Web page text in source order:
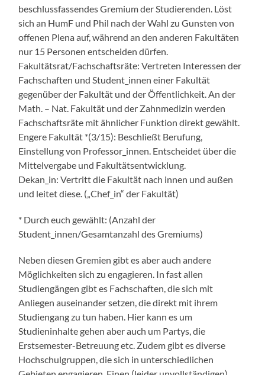
beschlussfassendes Gremium der Studierenden. Löst
sich an HumF und Phil nach der Wahl zu Gunsten von
offenen Plena auf, während an den anderen Fakultäten
nur 15 Personen entscheiden dürfen.
Fakultätsrat/Fachschaftsräte: Vertreten Interessen der
Fachschaften und Student_innen einer Fakultät
gegenüber der Fakultät und der Öffentlichkeit. An der
Math. – Nat. Fakultät und der Zahnmedizin werden
Fachschaftsräte mit ähnlicher Funktion direkt gewählt.
Engere Fakultät *(3/15): Beschließt Berufung,
Einstellung von Professor_innen. Entscheidet über die
Mittelvergabe und Fakultätsentwicklung.
Dekan_in: Vertritt die Fakultät nach innen und außen
und leitet diese. („Chef_in“ der Fakultät)
* Durch euch gewählt: (Anzahl der
Student_innen/Gesamtanzahl des Gremiums)
Neben diesen Gremien gibt es aber auch andere
Möglichkeiten sich zu engagieren. In fast allen
Studiengängen gibt es Fachschaften, die sich mit
Anliegen auseinander setzen, die direkt mit ihrem
Studiengang zu tun haben. Hier kann es um
Studieninhalte gehen aber auch um Partys, die
Erstsemester-Betreuung etc. Zudem gibt es diverse
Hochschulgruppen, die sich in unterschiedlichen